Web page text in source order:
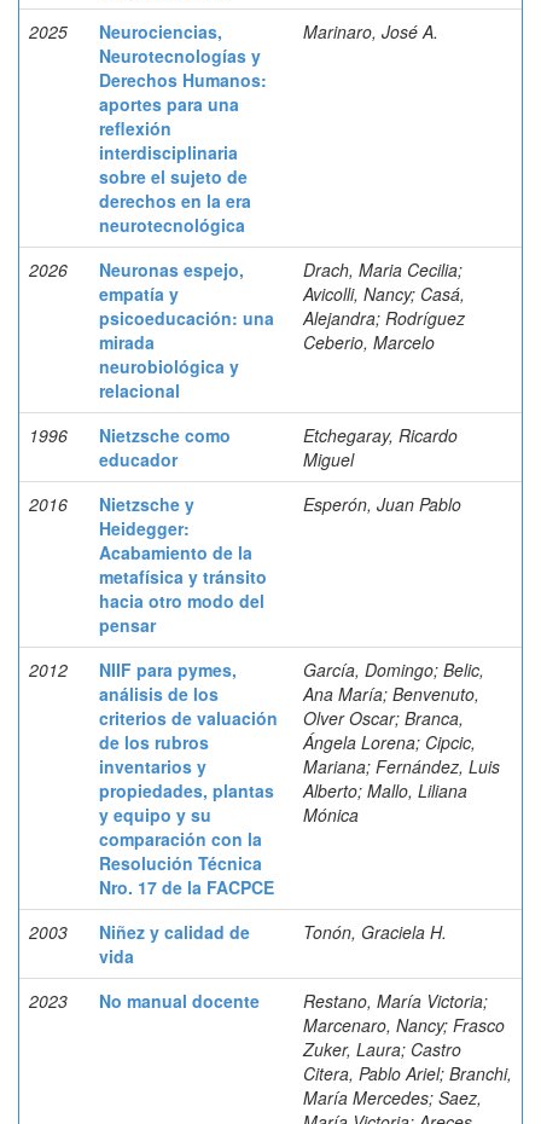
2025
Neurociencias,
Neurotecnologías y
Derechos Humanos:
aportes para una
reflexión
interdisciplinaria
sobre el sujeto de
derechos en la era
neurotecnológica
Marinaro, José A.
2026
Neuronas espejo,
empatía y
psicoeducación: una
mirada
neurobiológica y
relacional
Drach, Maria Cecilia;
Avicolli, Nancy; Casá,
Alejandra; Rodríguez
Ceberio, Marcelo
1996
Nietzsche como
educador
Etchegaray, Ricardo
Miguel
2016
Nietzsche y
Heidegger:
Acabamiento de la
metafísica y tránsito
hacia otro modo del
pensar
Esperón, Juan Pablo
2012
NIIF para pymes,
análisis de los
criterios de valuación
de los rubros
inventarios y
propiedades, plantas
y equipo y su
comparación con la
Resolución Técnica
Nro. 17 de la FACPCE
García, Domingo; Belic,
Ana María; Benvenuto,
Olver Oscar; Branca,
Ángela Lorena; Cipcic,
Mariana; Fernández, Luis
Alberto; Mallo, Liliana
Mónica
2003
Niñez y calidad de
vida
Tonón, Graciela H.
2023 No manual docente
Restano, María Victoria;
Marcenaro, Nancy; Frasco
Zuker, Laura; Castro
Citera, Pablo Ariel; Branchi,
María Mercedes; Saez,